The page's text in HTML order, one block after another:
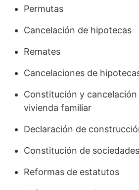
Permutas
Cancelación de hipotecas
Remates
Cancelaciones de
Constitución y
vivienda familiar
Declaración de
Constitución de sociedades
Reformas de estatutos